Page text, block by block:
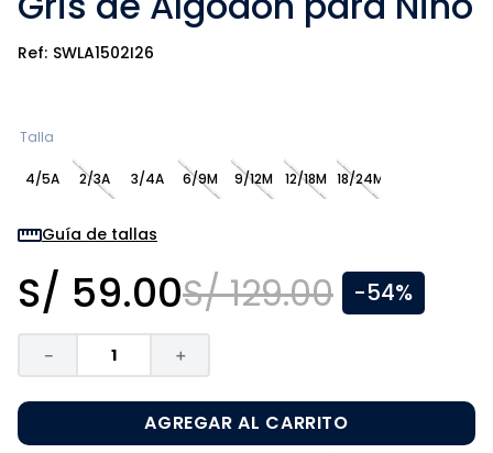
SWLA1502I26
Talla
4/5A 2/3A 3/4A 6/9M 9/12M 12/18M 18/24M
Guía de tallas
S/ 59.00S/ 129.00 -54%
＋
－
AGREGAR AL CARRITO
zapatos niña
10. disney